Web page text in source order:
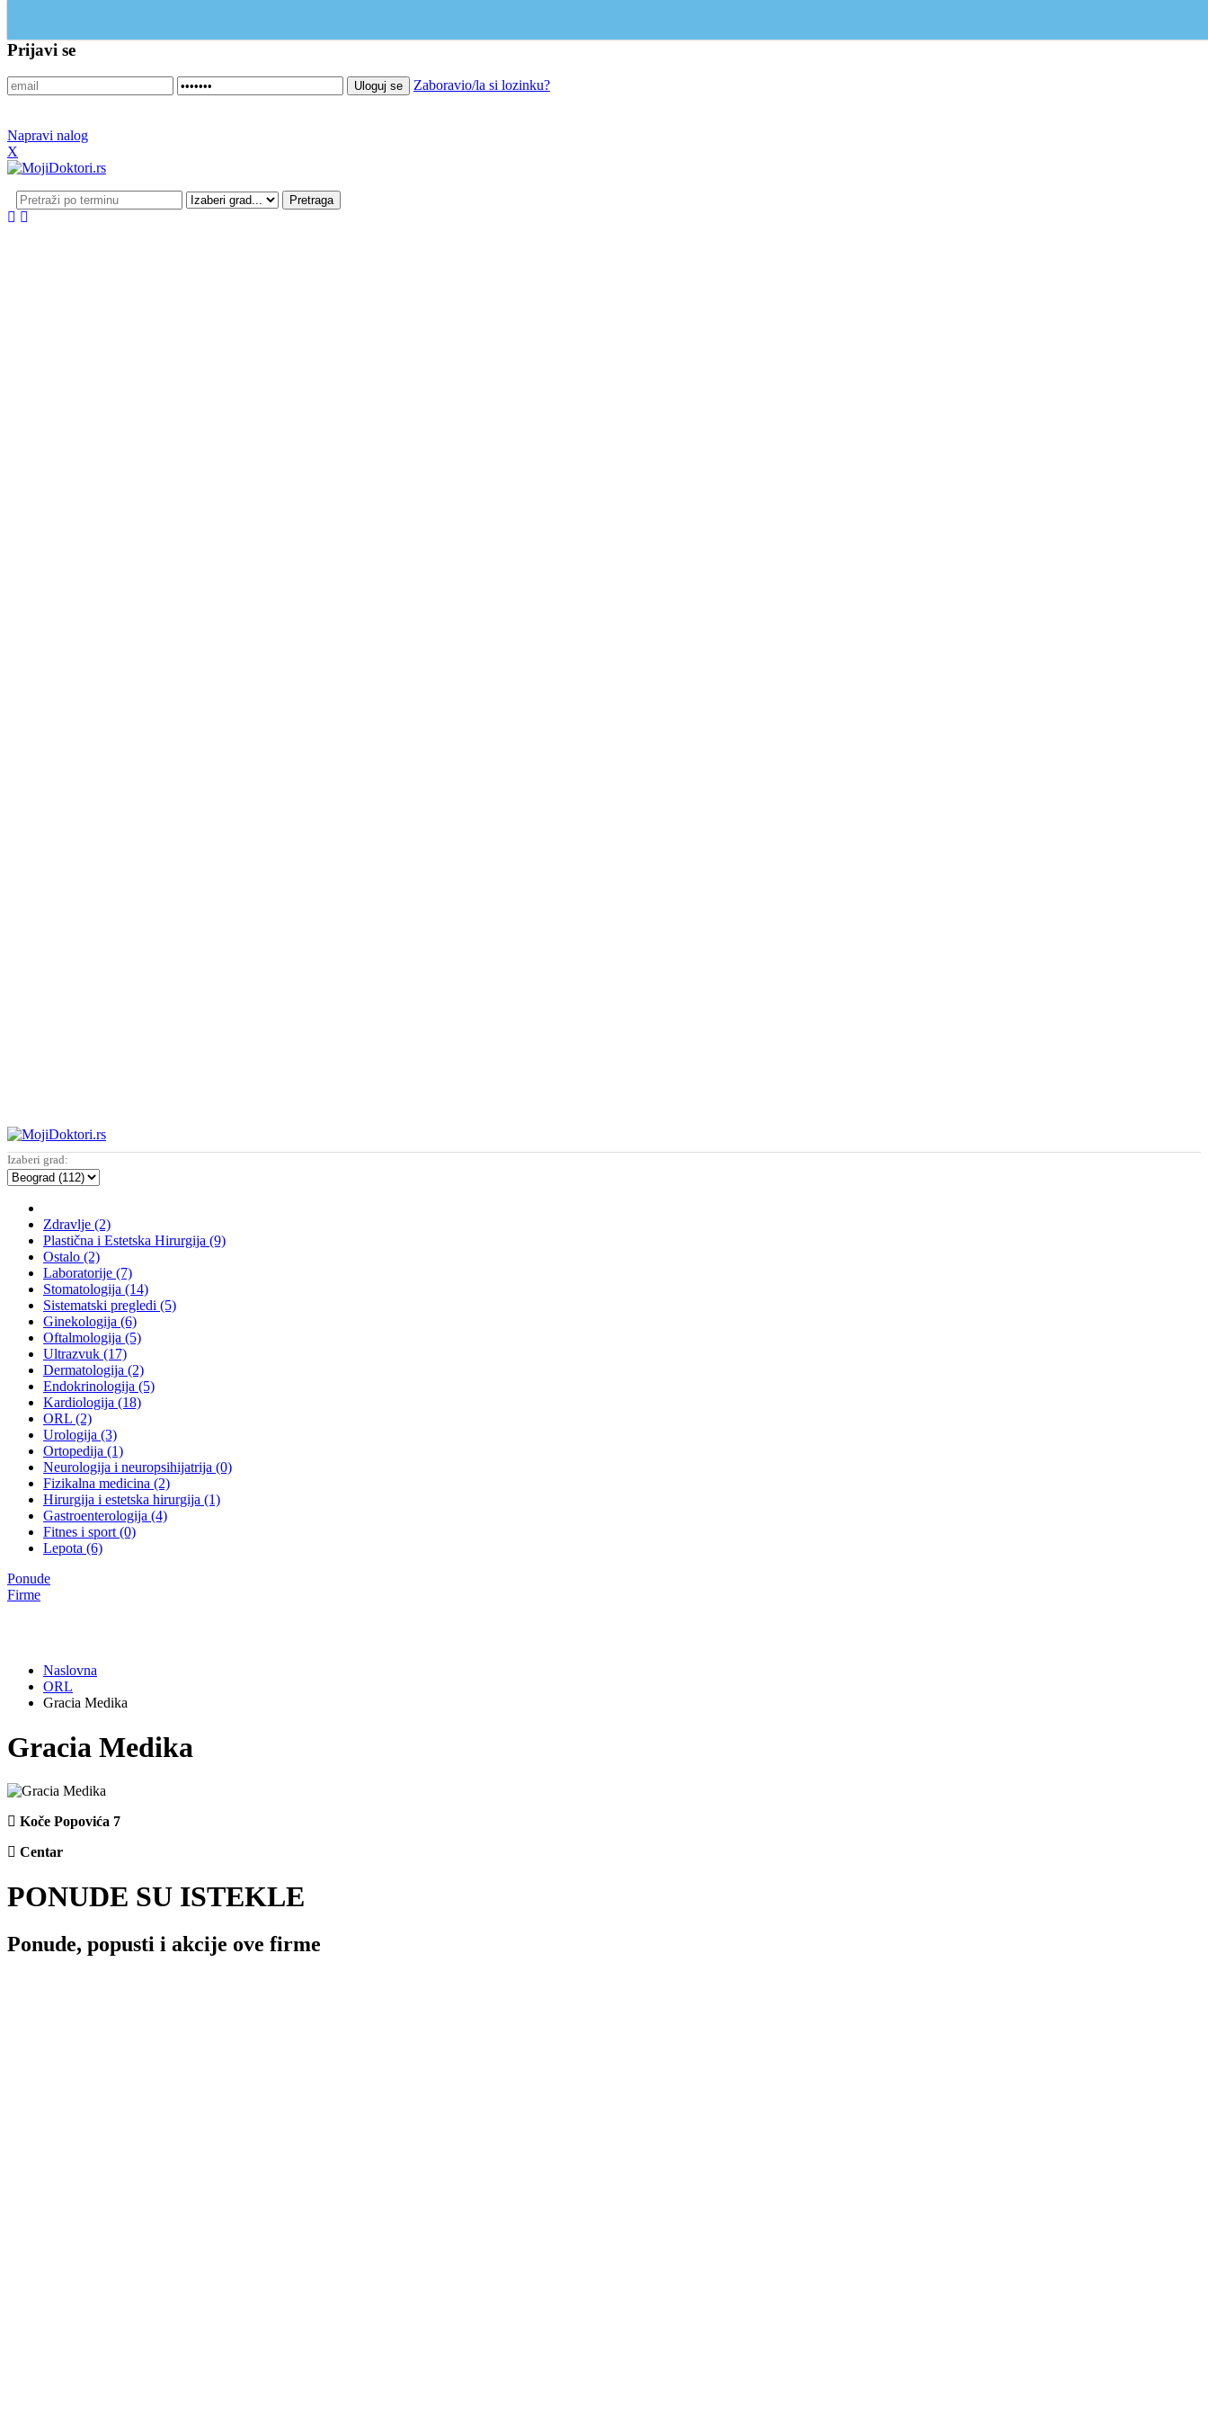
Prijavi se
Zaboravio/la si lozinku?
Napravi nalog
X
Izaberi grad:
Zdravlje (2)
Plastična i Estetska Hirurgija (9)
Ostalo (2)
Laboratorije (7)
Stomatologija (14)
Sistematski pregledi (5)
Ginekologija (6)
Oftalmologija (5)
Ultrazvuk (17)
Dermatologija (2)
Endokrinologija (5)
Kardiologija (18)
ORL (2)
Urologija (3)
Ortopedija (1)
Neurologija i neuropsihijatrija (0)
Fizikalna medicina (2)
Hirurgija i estetska hirurgija (1)
Gastroenterologija (4)
Fitnes i sport (0)
Lepota (6)
Ponude
Firme
Naslovna
ORL
Gracia Medika
Gracia Medika
Koče Popovića 7
Centar
PONUDE SU ISTEKLE
Ponude, popusti i akcije ove firme